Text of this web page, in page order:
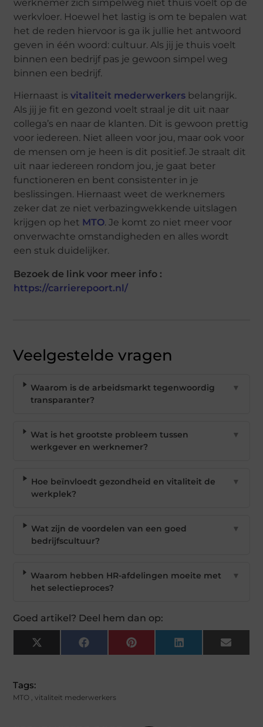
werknemer zich simpelweg niet thuis voelt op de
werkvloer. Hoewel het lastig is om te bepalen wat
het de reden hiervoor is ga ik jullie het antwoord
geven in één woord: cultuur. Als jij je thuis voelt
binnen een bedrijf pas je gewoon simpel weg
binnen een bedrijf.
Hiernaast isvitaliteit mederwerkers belangrijk.
Als jij je fit en gezond voelt straal je dit uit naar
collega’s en naar de klanten. Dit is gewoon prettig
voor iedereen. Niet alleen voor jou, maar ook voor
de mensen om je heen is dit positief. Je straalt dit
uit naar iedereen rondom jou, je gaat beter
functioneren en bent consistenter in je
beslissingen. Hiernaast weet de werknemers
zeker dat ze niet verbazingwekkende uitslagen
krijgen op het MTO. Je komt zo niet meer voor
onverwachte omstandigheden en alles wordt
een stuk duidelijker.
Bezoek de link voor meer info :
https://carrierepoort.nl/
Veelgestelde vragen
Waarom is de arbeidsmarkt tegenwoordig
transparanter?
▼
Wat is het grootste probleem tussen
werkgever en werknemer?
▼
Hoe beïnvloedt gezondheid en vitaliteit de
werkplek?
▼
Wat zijn de voordelen van een goed
bedrijfscultuur?
▼
Waarom hebben HR-afdelingen moeite met
het selectieproces?
▼
Goed artikel? Deel hem dan op:
X
(Twitter)
Facebook Pinterest LinkedIn Email
Tags:
MTO ,vitaliteit mederwerkers